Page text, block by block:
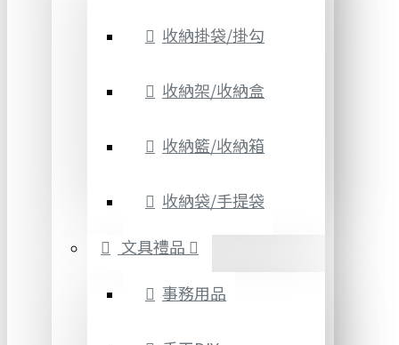
收納掛袋/掛勾
收納架/收納盒
收納籃/收納箱
收納袋/手提袋
文具禮品
事務用品